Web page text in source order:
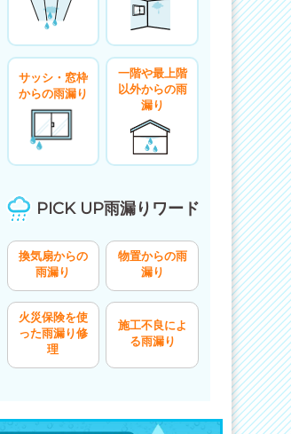
サッシ・窓枠
からの雨漏り
一階や最上階
以外からの雨
漏り
PICK UP雨漏りワード
換気扇からの
雨漏り
物置からの雨
漏り
火災保険を使
った雨漏り修
理
施工不良によ
る雨漏り